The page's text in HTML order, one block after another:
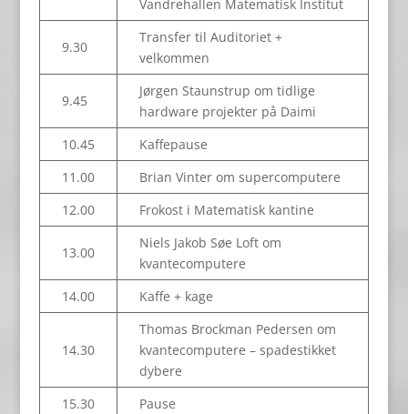
Vandrehallen Matematisk Institut
9.30
Transfer til Auditoriet +
velkommen
9.45
Jørgen Staunstrup om tidlige
hardware projekter på Daimi
10.45
Kaffepause
11.00
Brian Vinter om supercomputere
12.00
Frokost i Matematisk kantine
13.00
Niels Jakob Søe Loft om
kvantecomputere
14.00
Kaffe + kage
14.30
Thomas Brockman Pedersen om
kvantecomputere – spadestikket
dybere
15.30
Pause